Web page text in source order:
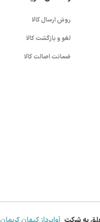
روش ارسال کالا
لغو و بازگشت کالا
ضمانت اصالت کالا